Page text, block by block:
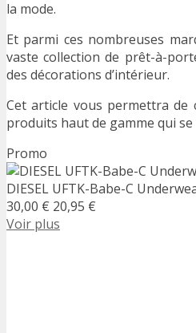
la mode.
Et parmi ces nombreuses
vaste collection de prêt-à-
des décorations d’intérieur.
Cet article vous permettra de
produits haut de gamme qui
Promo
DIESEL UFTK-Babe-C
30,00 € 20,95 €
Voir plus